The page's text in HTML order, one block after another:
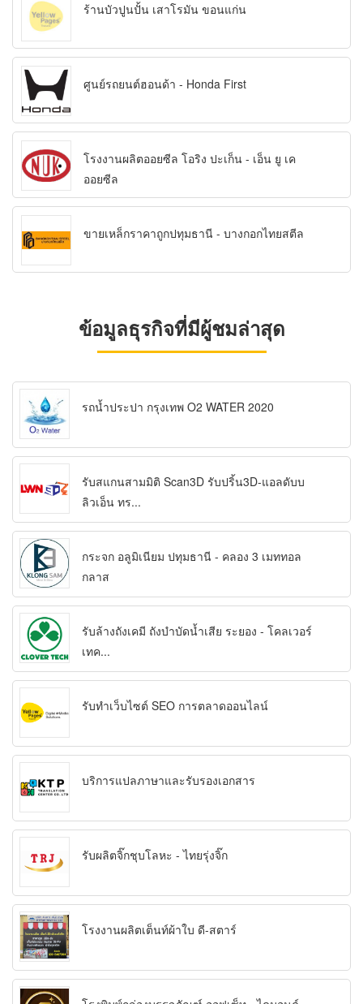
ร้านบัวปูนปั้น เสาโรมัน ขอนแก่น
ศูนย์รถยนต์ฮอนด้า - Honda First
โรงงานผลิตออยซีล โอริง ปะเก็น - เอ็น ยู เค
ออยซีล
ขายเหล็กราคาถูกปทุมธานี - บางกอกไทยสตีล
ข้อมูลธุรกิจที่มีผู้ชมล่าสุด
รถน้ำประปา กรุงเทพ O2 WATER 2020
รับสแกนสามมิติ Scan3D รับปริ้น3D-แอลดับบ
ลิวเอ็น ทร...
กระจก อลูมิเนียม ปทุมธานี - คลอง 3 เมททอล
กลาส
รับล้างถังเคมี ถังบำบัดน้ำเสีย ระยอง - โคลเวอร์
เทค...
รับทำเว็บไซต์ SEO การตลาดออนไลน์
บริการแปลภาษาและรับรองเอกสาร
รับผลิตจิ๊กชุบโลหะ - ไทยรุ่งจิ๊ก
โรงงานผลิตเต็นท์ผ้าใบ ดี-สตาร์